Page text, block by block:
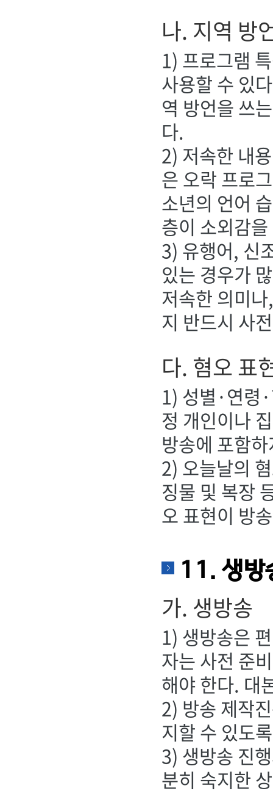
나. 지역 방
1) 프로그램
사용할 수 있
역 방언을 쓰
다.
2) 저속한 내
은 오락 프로
소년의 언어
층이 소외감
3) 유행어, 신
있는 경우가
저속한 의미
지 반드시 사
다. 혐오 표
1) 성별·연령
정 개인이나
방송에 포함
2) 오늘날의
징물 및 복장
오 표현이 방
11. 생방
가. 생방송
1) 생방송은
자는 사전 준
해야 한다. 대
2) 방송 제작
지할 수 있도
3) 생방송 진
분히 숙지한